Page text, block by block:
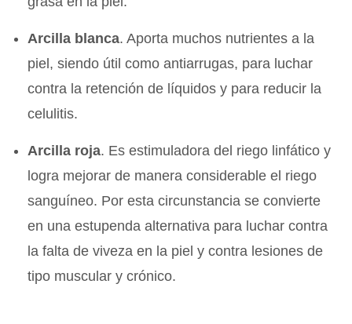
Arcilla blanca. Aporta muchos nutrientes a la
piel, siendo útil como antiarrugas, para luchar
contra la retención de líquidos y para reducir la
celulitis.
Arcilla roja. Es estimuladora del riego linfático y
logra mejorar de manera considerable el riego
sanguíneo. Por esta circunstancia se convierte
en una estupenda alternativa para luchar contra
la falta de viveza en la piel y contra lesiones de
tipo muscular y crónico.